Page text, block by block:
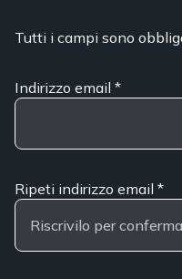
Tutti i campi sono
Indirizzo email*
Ripeti indirizzo email*